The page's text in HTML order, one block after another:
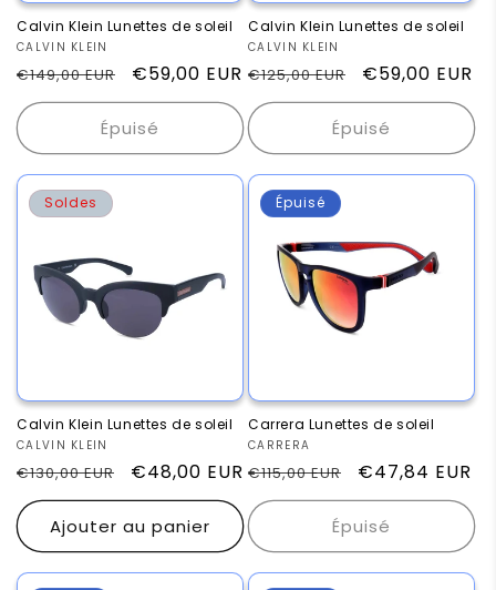
Calvin Klein Lunettes de soleil
Fournisseur :
CALVIN KLEIN
Prix
habituel
€149,00 EUR
Prix
promotionnel
€59,00 EUR
Épuisé
Calvin Klein Lunettes de soleil
Fournisseur :
CALVIN KLEIN
Prix
habituel
€125,00 EUR
Prix
promotionnel
€59,00 EUR
Épuisé
Soldes
Calvin Klein Lunettes de soleil
Fournisseur :
CALVIN KLEIN
Prix
habituel
€130,00 EUR
Prix
promotionnel
€48,00 EUR
Ajouter au panier
Épuisé
Carrera Lunettes de soleil
Fournisseur :
CARRERA
Prix
habituel
€115,00 EUR
Prix
promotionnel
€47,84 EUR
Épuisé